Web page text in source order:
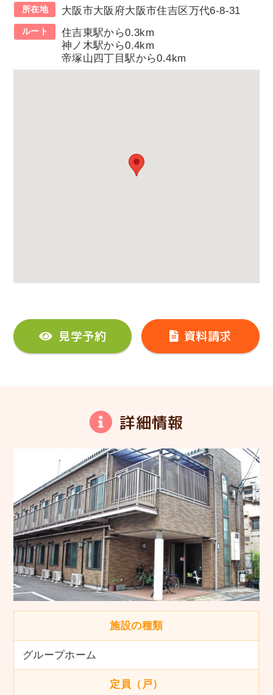
所在地 大阪市大阪府大阪市住吉区万代6-8-31
ルート
住吉東駅から0.3km
神ノ木駅から0.4km
帝塚山四丁目駅から0.4km
見学予約 資料請求
詳細情報
施設の種類
グループホーム
定員（戸）